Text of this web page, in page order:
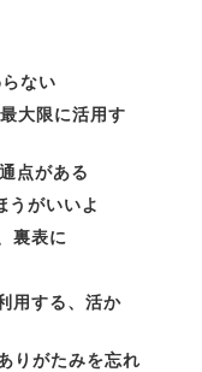
ない
最大限に活用す
点がある
うがいいよ
裏表に
用する、活か
りがたみを忘れ